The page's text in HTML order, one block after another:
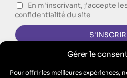
Gérer le
Pour offrir les meilleures expériences,
En m'inscrivant, j'accepte
confidentialité du site
CONTACTEZ-